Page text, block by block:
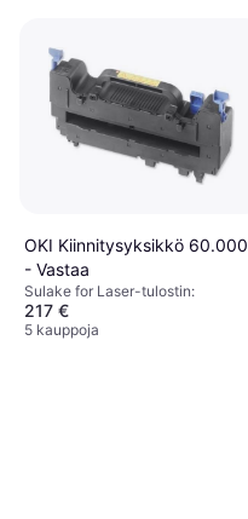
OKI Kiinnitysyksikkö 60.000
- Vastaa
Sulake for Laser-tulostin:
217 €
5 kauppoja